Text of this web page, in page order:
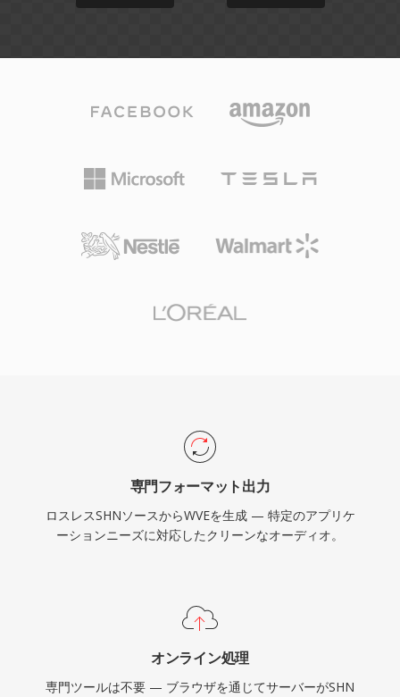
専門フォーマット出力
ロスレスSHNソースからWVEを生成 — 特定のアプリケ
ーションニーズに対応したクリーンなオーディオ。
オンライン処理
専門ツールは不要 — ブラウザを通じてサーバーがSHN